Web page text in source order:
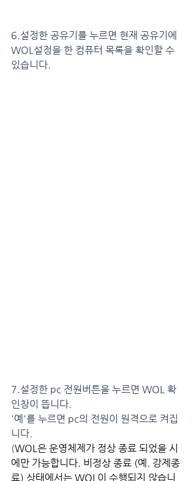
6.설정한 공유기를 누르면 현재 공유기에
WOL설정을 한 컴퓨터 목록을 확인할 수
있습니다.
7.설정한 pc 전원버튼을 누르면 WOL 확
인창이 뜹니다.
'예'를 누르면 pc의 전원이 원격으로 켜집
니다.
(WOL은 운영체제가 정상 종료 되었을 시
에만 가능합니다. 비정상 종료 (예. 강제종
료) 상태에서는 WOL이 수행되지 않습니